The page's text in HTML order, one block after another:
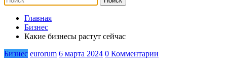
Главная
Бизнес
Какие бизнесы растут сейчас
Бизнес eurorum 6 марта 2024 0 Комментарии